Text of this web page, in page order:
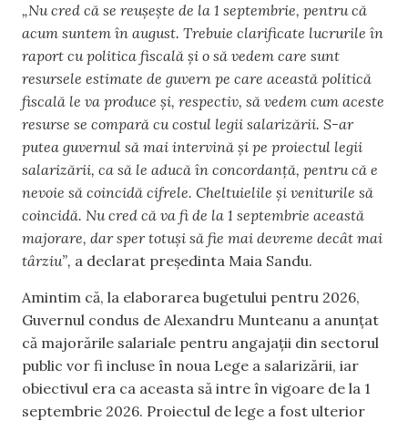
„Nu cred că se reușește de la 1 septembrie, pentru că
acum suntem în august. Trebuie clarificate lucrurile în
raport cu politica fiscală și o să vedem care sunt
resursele estimate de guvern pe care această politică
fiscală le va produce și, respectiv, să vedem cum aceste
resurse se compară cu costul legii salarizării. S-ar
putea guvernul să mai intervină și pe proiectul legii
salarizării, ca să le aducă în concordanță, pentru că e
nevoie să coincidă cifrele. Cheltuielile și veniturile să
coincidă. Nu cred că va fi de la 1 septembrie această
majorare, dar sper totuși să fie mai devreme decât mai
târziu”, a declarat președinta Maia Sandu.
Amintim că, la elaborarea bugetului pentru 2026,
Guvernul condus de Alexandru Munteanu a anunțat
că majorările salariale pentru angajații din sectorul
public vor fi incluse în noua Lege a salarizării, iar
obiectivul era ca aceasta să intre în vigoare de la 1
septembrie 2026. Proiectul de lege a fost ulterior